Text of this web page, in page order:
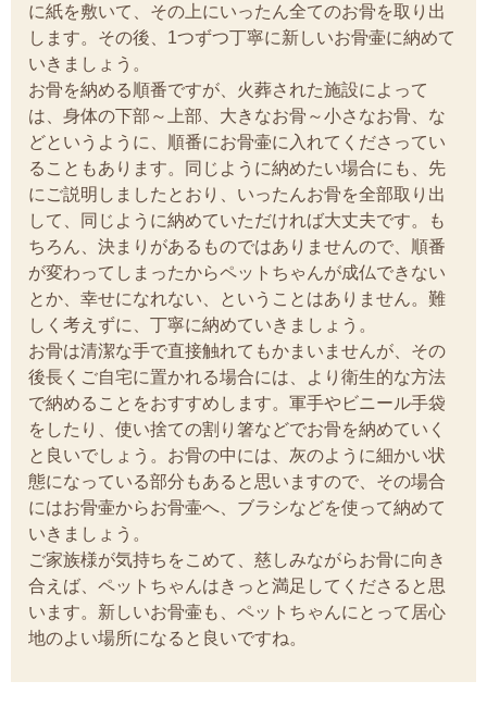
に紙を敷いて、その上にいったん全てのお骨を取り出
します。その後、1つずつ丁寧に新しいお骨壷に納めて
いきましょう。
お骨を納める順番ですが、火葬された施設によって
は、身体の下部～上部、大きなお骨～小さなお骨、な
どというように、順番にお骨壷に入れてくださってい
ることもあります。同じように納めたい場合にも、先
にご説明しましたとおり、いったんお骨を全部取り出
して、同じように納めていただければ大丈夫です。も
ちろん、決まりがあるものではありませんので、順番
が変わってしまったからペットちゃんが成仏できない
とか、幸せになれない、ということはありません。難
しく考えずに、丁寧に納めていきましょう。
お骨は清潔な手で直接触れてもかまいませんが、その
後長くご自宅に置かれる場合には、より衛生的な方法
で納めることをおすすめします。軍手やビニール手袋
をしたり、使い捨ての割り箸などでお骨を納めていく
と良いでしょう。お骨の中には、灰のように細かい状
態になっている部分もあると思いますので、その場合
にはお骨壷からお骨壷へ、ブラシなどを使って納めて
いきましょう。
ご家族様が気持ちをこめて、慈しみながらお骨に向き
合えば、ペットちゃんはきっと満足してくださると思
います。新しいお骨壷も、ペットちゃんにとって居心
地のよい場所になると良いですね。